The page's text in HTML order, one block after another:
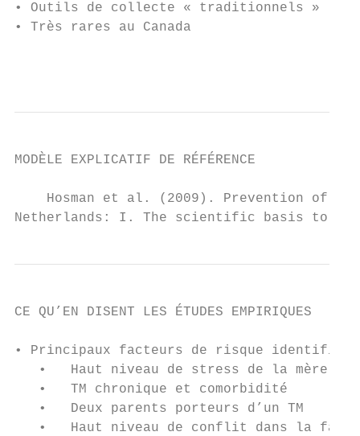
• Outils de collecte « traditionnels »
• Très rares au Canada
MODÈLE EXPLICATIF DE RÉFÉRENCE
Hosman et al. (2009). Prevention of
Netherlands: I. The scientific basis to a
CE QU’EN DISENT LES ÉTUDES EMPIRIQUES
• Principaux facteurs de risque identifiés
•   Haut niveau de stress de la mère
   •   TM chronique et comorbidité
   •   Deux parents porteurs d’un TM
•   Haut niveau de conflit dans la